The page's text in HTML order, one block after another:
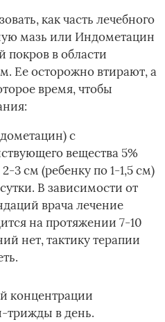
как часть лечебного
мазь или Индометацин
в области
Ее осторожно втирают, а
время, чтобы
с
вещества 5%
3 см (ребенку по 1-1,5 см)
В зависимости от
врача лечение
на протяжении 7-10
нет, тактику терапии
концентрации
в день.